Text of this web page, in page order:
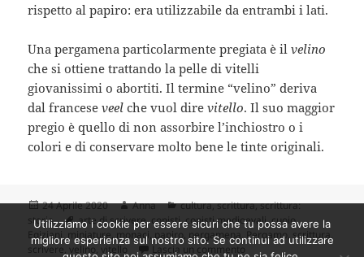
rispetto al papiro: era utilizzabile da entrambi i lati.
Una pergamena particolarmente pregiata è ilvelino
che si ottiene trattando la pelle di vitelli
giovanissimi o abortiti. Il termine “velino” deriva
dal franceseveel che vuol direvitello. Il suo maggior
pregio è quello di non assorbire l’inchiostro o i
colori e di conservare molto bene le tinte originali.
Scritto
il
24 Aprile 2020 Autore
Anna Categorie
cultura,scrittura,scrittura:
storia
Tag
arte di scrivere,copisti,copisti medioevali,cuoio,
Egiziani miniature,monaci,papiro, pergamena ,Pergamo, scrittura ,
scrivere, velino, vitello Lascia un commentosu Storia della scrittura:
Utilizziamo i cookie per essere sicuri che tu possa avere la
migliore esperienza sul nostro sito. Se continui ad utilizzare